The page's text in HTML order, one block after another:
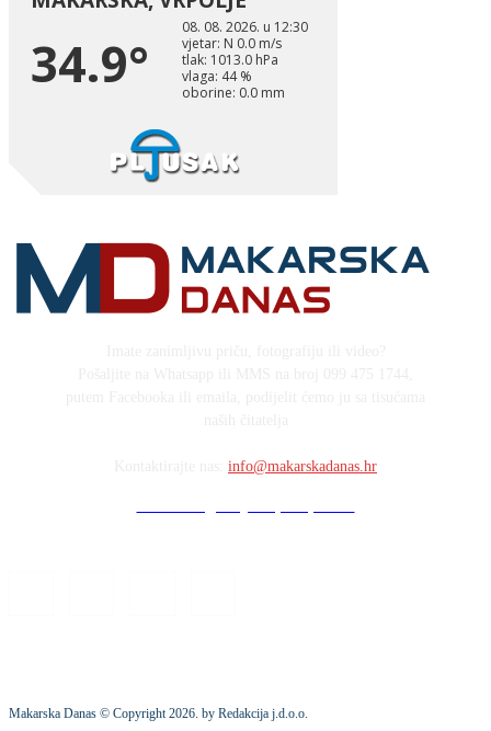
info@makarskadanas.hr
Makarska Danas © Copyright2026. by Redakcija j.d.o.o.